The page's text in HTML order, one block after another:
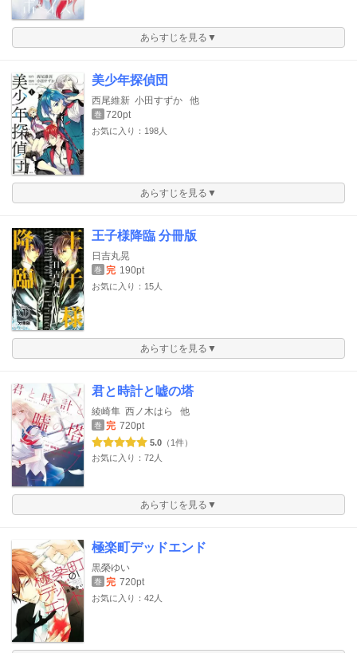
あらすじを見る▼
美少年探偵団
西尾維新 小田すずか 他
巻 720pt
お気に入り：198人
あらすじを見る▼
王子様降臨 分冊版
日吉丸晃
巻 完 190pt
お気に入り：15人
あらすじを見る▼
君と時計と嘘の塔
綾崎隼 西ノ木はら 他
巻 完 720pt
5.0 （1件）
お気に入り：72人
あらすじを見る▼
極楽町デッドエンド
黒榮ゆい
巻 完 720pt
お気に入り：42人